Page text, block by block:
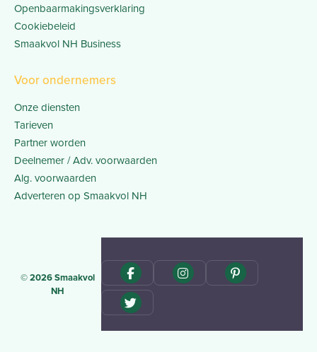
Openbaarmakingsverklaring
Cookiebeleid
Smaakvol NH Business
Voor ondernemers
Onze diensten
Tarieven
Partner worden
Deelnemer / Adv. voorwaarden
Alg. voorwaarden
Adverteren op Smaakvol NH
© 2026 Smaakvol
NH